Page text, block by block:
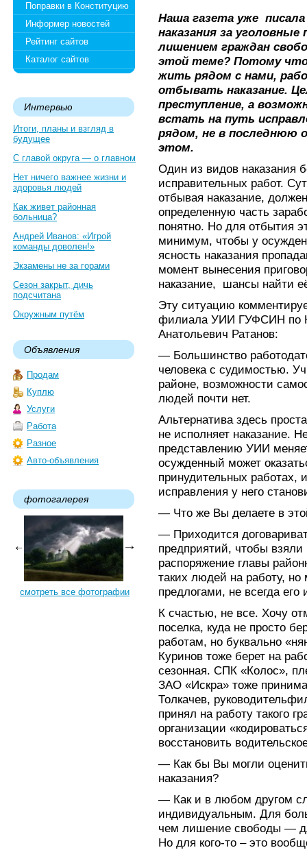
Поправки в Конституцию
Информер новостей
Рейтинг сайтов
Каталог сайтов
Интервью
Итоги, планы и взгляд в
будущее
С главой округа — о главном
Нет ничего важнее жизни и
здоровья людей
Как живет районная
больница?
Андрей Иванов: «Игрой
команды доволен!»
Экзамены не за горами
Сезон закрыт, дичь
подсчитана
Окружным путём
Объявления
Продам
Куплю
Услуги
Работа
Разное
Авто-объявления
фотогалерея
смотреть все фотографии
Наша газета уже
наказания за уголовные
лишением граждан
этой теме? Потому
жить рядом с нами,
отбывать наказание.
преступление, а
встать на путь
рядом, не в последнюю
этом.
Один из видов наказания
исправительных работ.
отбывая наказание,
определенную часть
понятно. Но для отбытия
минимум, чтобы у
ясность наказания
момент вынесения
наказание, шансы найти
Эту ситуацию
филиала УИИ ГУФСИН по
Анатольевич Ратанов:
— Большинство
человека с судимостью.
районе, возможности
людей почти нет.
Альтернатива здесь
не исполняет наказание.
представлению УИИ
осужденный может
принудительных работах,
исправления у него
— Что же Вы делаете в
— Приходится
предприятий, чтобы взяли
распоряжение главы
таких людей на работу,
предлогами, не всегда его
К счастью, не все. Хочу
поселка, куда не просто
работам, но буквально
Куринов тоже берет на
сезонная. СПК «Колос»,
ЗАО «Искра» тоже
Толкачев,
принял на работу такого
организации
восстановить
— Как бы Вы могли
наказания?
— Как и в любом другом
индивидуальным. Для
чем лишение свободы —
Но для кого-то – это